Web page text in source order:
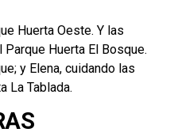
Huerta Oeste. Y las
Huerta El Bosque.
y Elena, cuidando las
La Tablada.